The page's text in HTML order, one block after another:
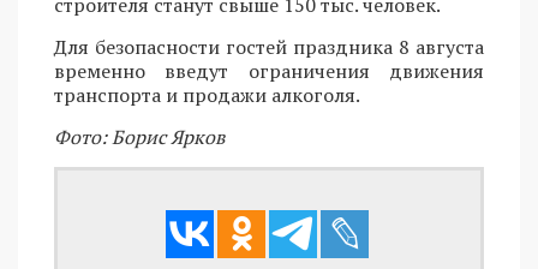
Для безопасности гостей праздника 8 августа
временно введут ограничения движения
транспорта и продажи алкоголя.
Фото: Борис Ярков